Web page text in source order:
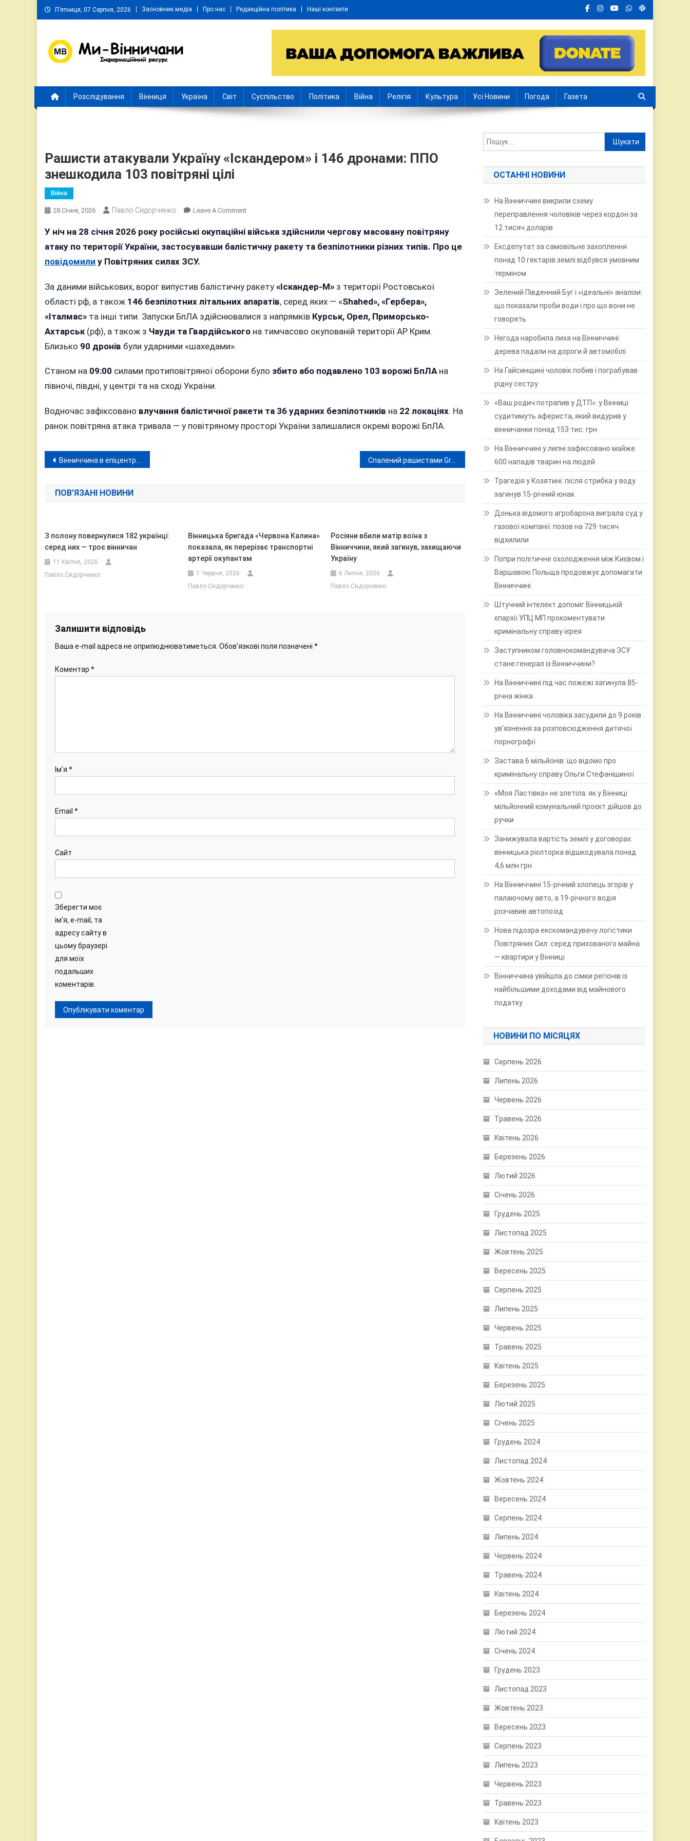
Skip
to
П’ятниця, 07 Серпня, 2026 Засновник медіа Про нас Редакційна політика Наші контакти
Розслідування Вінниця Україна Світ Суспільство Політика Війна Релігія Культура Усі Новини Погода Газета
Рашисти атакували Україну «Іскандером» і 146 дронами: ППО
знешкодила 103 повітряні цілі
Війна
28 Січня, 2026 Павло Сидорченко Leave A CommentOn
Атакували
Україну
Дронами:
ППО
Знешкодила
103
У ніч на 28 січня 2026 року російські окупаційні війська здійснили чергову масовану повітряну
атаку по території України, застосувавши балістичну ракету та безпілотники різних типів. Про це
повідомили у Повітряних силах ЗСУ.
За даними військових, ворог випустив балістичну ракету «Іскандер-М» з території Ростовської
області рф, а також 146 безпілотних літальних апаратів, серед яких — «Shahed», «Гербера»,
«Італмас» та інші типи. Запуски БпЛА здійснювалися з напрямків Курськ, Орел, Приморсько-
Ахтарськ (рф), а також з Чауди та Гвардійського на тимчасово окупованій території АР Крим.
Близько 90 дронів були ударними «шахедами».
Станом на 09:00 силами протиповітряної оборони було збито або подавлено 103 ворожі БпЛАна
півночі, півдні, у центрі та на сході України.
Водночас зафіксовано влучання балістичної ракети та 36 ударних безпілотників на 22 локаціях. На
ранок повітряна атака тривала — у повітряному просторі України залишалися окремі ворожі БпЛА.
Навігація
записів
Вінниччина в епіцентрі негоди: майже 300 населених пунктів залишилися без світла
ПОВ'ЯЗАНІ НОВИНИ
З полону повернулися 182 українці:
серед них — троє вінничан
11 Квітня, 2026
Павло Сидорченко
Вінницька бригада «Червона Калина»
показала, як перерізає транспортні
артерії окупантам
1 Червня, 2026
Павло Сидорченко
Росіяни вбили матір воїна з
Вінниччини, який загинув, захищаючи
Україну
6 Липня, 2026
Павло Сидорченко
Залишити відповідь
Ваша e-mail адреса не оприлюднюватиметься. Обов’язкові поля позначені *
Коментар *
Ім'я *
Email *
Сайт
Зберегти моє
ім'я, e-mail, та
адресу сайту в
цьому браузері
для моїх
подальших
коментарів.
Пошук:
ОСТАННІ НОВИНИ
На Вінниччині викрили схему
переправлення чоловіків через кордон за
12 тисяч доларів
Ексдепутат за самовільне захоплення
понад 10 гектарів землі відбувся умовним
терміном
Зелений Південний Буг і «ідеальні» аналізи:
що показали проби води і про що вони не
говорять
Негода наробила лиха на Вінниччині:
дерева падали на дороги й автомобілі
На Гайсинщині чоловік побив і пограбував
рідну сестру
«Ваш родич потрапив у ДТП»: у Вінниці
судитимуть афериста, який видурив у
вінничанки понад 153 тис. грн
На Вінниччині у липні зафіксовано майже
600 нападів тварин на людей
Трагедія у Козятині: після стрибка у воду
загинув 15-річний юнак
Донька відомого агробарона виграла суд у
газової компанії: позов на 729 тисяч
відхилили
Попри політичне охолодження між Києвом і
Варшавою Польща продовжує допомагати
Вінниччині
Штучний інтелект допоміг Вінницькій
єпархії УПЦ МП прокоментувати
кримінальну справу ієрея
Заступником головнокомандувача ЗСУ
стане генерал із Вінниччини?
На Вінниччині під час пожежі загинула 85-
річна жінка
На Вінниччині чоловіка засудили до 9 років
ув’язнення за розповсюдження дитячої
порнографії
Застава 6 мільйонів: що відомо про
кримінальну справу Ольги Стефанішиної
«Моя Ластівка» не злетіла: як у Вінниці
мільйонний комунальний проєкт дійшов до
ручки
Занижувала вартість землі у договорах:
вінницька рієлторка відшкодувала понад
4,6 млн грн
На Вінниччині 15-річний хлопець згорів у
палаючому авто, а 19-річного водія
розчавив автопоїзд
Нова підозра екскомандувачу логістики
Повітряних Сил: серед прихованого майна
— квартири у Вінниці
Вінниччина увійшла до сімки регіонів із
найбільшими доходами від майнового
податку
НОВИНИ ПО МІСЯЦЯХ
Серпень 2026
Липень 2026
Червень 2026
Травень 2026
Квітень 2026
Березень 2026
Лютий 2026
Січень 2026
Грудень 2025
Листопад 2025
Жовтень 2025
Вересень 2025
Серпень 2025
Липень 2025
Червень 2025
Травень 2025
Квітень 2025
Березень 2025
Лютий 2025
Січень 2025
Грудень 2024
Листопад 2024
Жовтень 2024
Вересень 2024
Серпень 2024
Липень 2024
Червень 2024
Травень 2024
Квітень 2024
Березень 2024
Лютий 2024
Січень 2024
Грудень 2023
Листопад 2023
Жовтень 2023
Вересень 2023
Серпень 2023
Липень 2023
Червень 2023
Травень 2023
Квітень 2023